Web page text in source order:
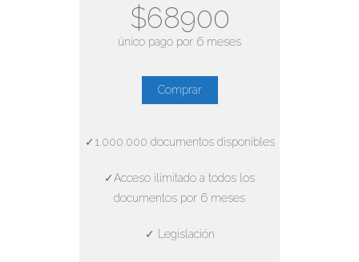
$68900
único pago por 6 meses
Comprar
✓1.000.000 documentos disponibles
✓Acceso ilimitado a todos los
documentos por 6 meses
✓ Legislación